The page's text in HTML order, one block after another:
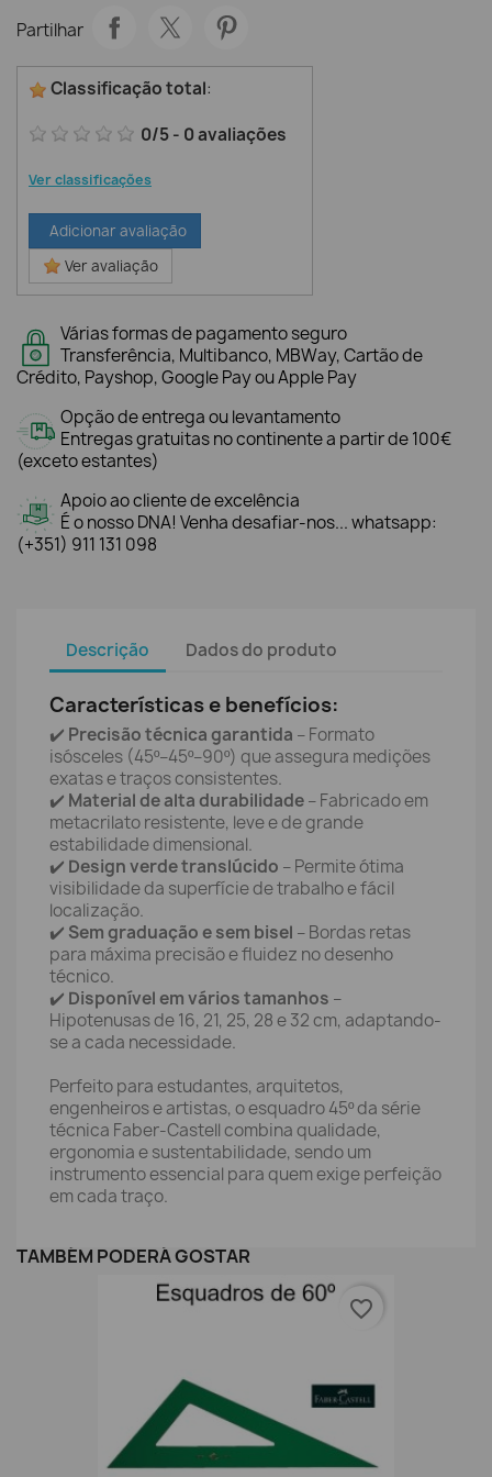
Partilhar
Classificação total:
0/5- 0avaliações
Ver classificações
Adicionar avaliação
Ver avaliação
Várias formas de pagamento seguro
Transferência, Multibanco, MBWay, Cartão de
Crédito, Payshop, Google Pay ou Apple Pay
Opção de entrega ou levantamento
Entregas gratuitas no continente a partir de 100€
(exceto estantes)
Apoio ao cliente de excelência
É o nosso DNA! Venha desafiar-nos... whatsapp:
(+351) 911 131 098
Descrição Dados do produto
Características e benefícios:
✔️ Precisão técnica garantida – Formato
isósceles (45º–45º–90º) que assegura medições
exatas e traços consistentes.
✔️ Material de alta durabilidade– Fabricado em
metacrilato resistente, leve e de grande
estabilidade dimensional.
✔️ Design verde translúcido – Permite ótima
visibilidade da superfície de trabalho e fácil
localização.
✔️ Sem graduação e sem bisel – Bordas retas
para máxima precisão e fluidez no desenho
técnico.
✔️ Disponível em vários tamanhos –
Hipotenusas de 16, 21, 25, 28 e 32 cm, adaptando-
se a cada necessidade.
Perfeito para estudantes, arquitetos,
engenheiros e artistas, o esquadro 45º da série
técnica Faber-Castell combina qualidade,
ergonomia e sustentabilidade, sendo um
instrumento essencial para quem exige perfeição
em cada traço.
TAMBÉM PODERÁ GOSTAR
favorite_border